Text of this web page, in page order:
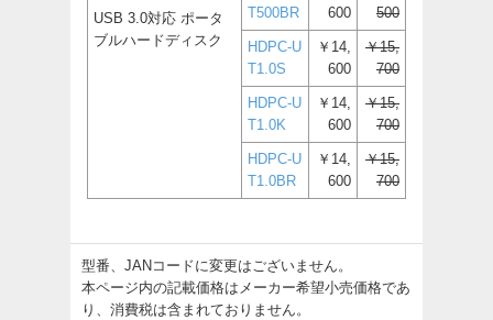
USB 3.0対応 ポータ
ブルハードディスク
T500BR
600
500
HDPC-U
T1.0S
￥14,
600
￥15,
700
HDPC-U
T1.0K
￥14,
600
￥15,
700
HDPC-U
T1.0BR
￥14,
600
￥15,
700
型番、JANコードに変更はございません。
本ページ内の記載価格はメーカー希望小売価格であ
り、消費税は含まれておりません。